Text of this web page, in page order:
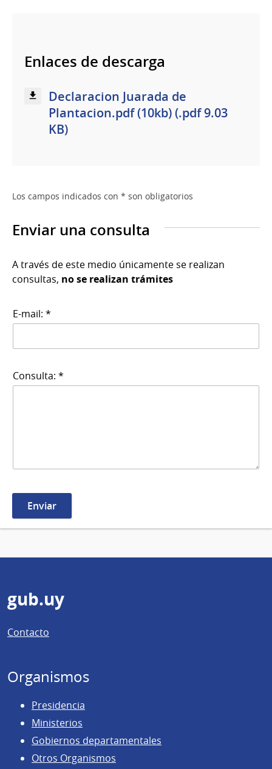
Enlaces de descarga
Declaracion Juarada de
Plantacion.pdf (10kb) (.pdf 9.03
KB)
Los campos indicados con * son obligatorios
Enviar una consulta
A través de este medio únicamente se realizan
consultas, no se realizan trámites
E-mail: *
Consulta: *
Pie
de
página
gub.uy
Contacto
Organismos
Presidencia
Ministerios
Gobiernos departamentales
Otros Organismos